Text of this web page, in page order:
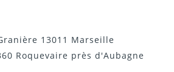
13011 Marseille
Roquevaire près d'Aubagne